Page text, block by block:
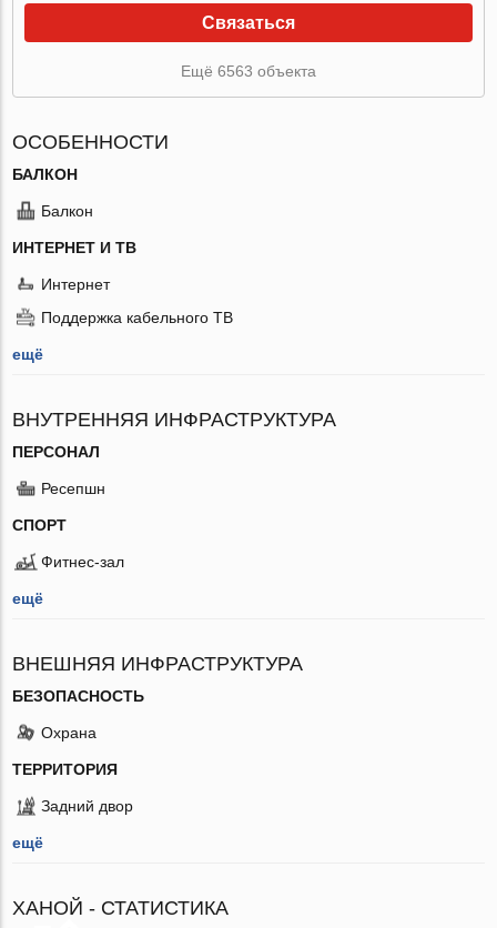
Связаться
Ещё 6563 объекта
ОСОБЕННОСТИ
БАЛКОН
Балкон
ИНТЕРНЕТ И ТВ
Интернет
Поддержка кабельного ТВ
ещё
ВНУТРЕННЯЯ ИНФРАСТРУКТУРА
ПЕРСОНАЛ
Ресепшн
СПОРТ
Фитнес-зал
ещё
ВНЕШНЯЯ ИНФРАСТРУКТУРА
БЕЗОПАСНОСТЬ
Охрана
ТЕРРИТОРИЯ
Задний двор
ещё
ХАНОЙ - СТАТИСТИКА